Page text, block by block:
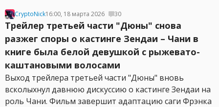
CryptoNick16:00, 18 марта 2026 30
Трейлер третьей части "Дюны" снова
разжег споры о кастинге Зендаи – Чани в
книге была белой девушкой с рыжевато-
каштановыми волосами
Выход трейлера третьей части "Дюны" вновь
всколыхнул давнюю дискуссию о кастинге Зендаи на
роль Чани. Фильм завершит адаптацию саги Фрэнка